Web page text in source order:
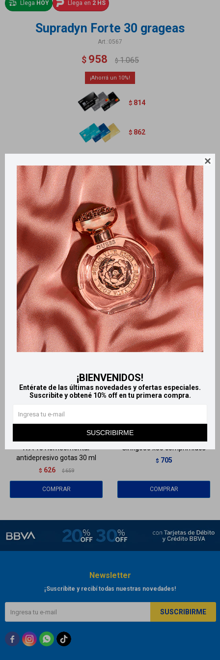

¡BIENVENIDOS!
Entérate de las últimas novedades y ofertas especiales.
Suscribite y obtené 10% off en tu primera compra.
SUSCRIBIRME
Llega HOY Llega en 2 HS
Supradyn Forte 30 grageas
0567
$ 958 $ 1.065
10
$ 814
$ 862
Suplemento multivitamínico con minerales que te ayudan a activar y
mantener tu energía y vitalidad todo el día. Contiene 30 grageas.
Métodos y costos de envío
Retiros gratuitos en tiendas
Productos que te pueden interesar
Llega en2 HS
H.A 10 Homeomental
antidepresivo gotas 30 ml
$ 626 $ 659
Llega en2 HS
Ginkgo80 x30 comprimidos
$ 705
Newsletter
¡Suscribite y recibí todas nuestras novedades!
SUSCRIBIRME
  